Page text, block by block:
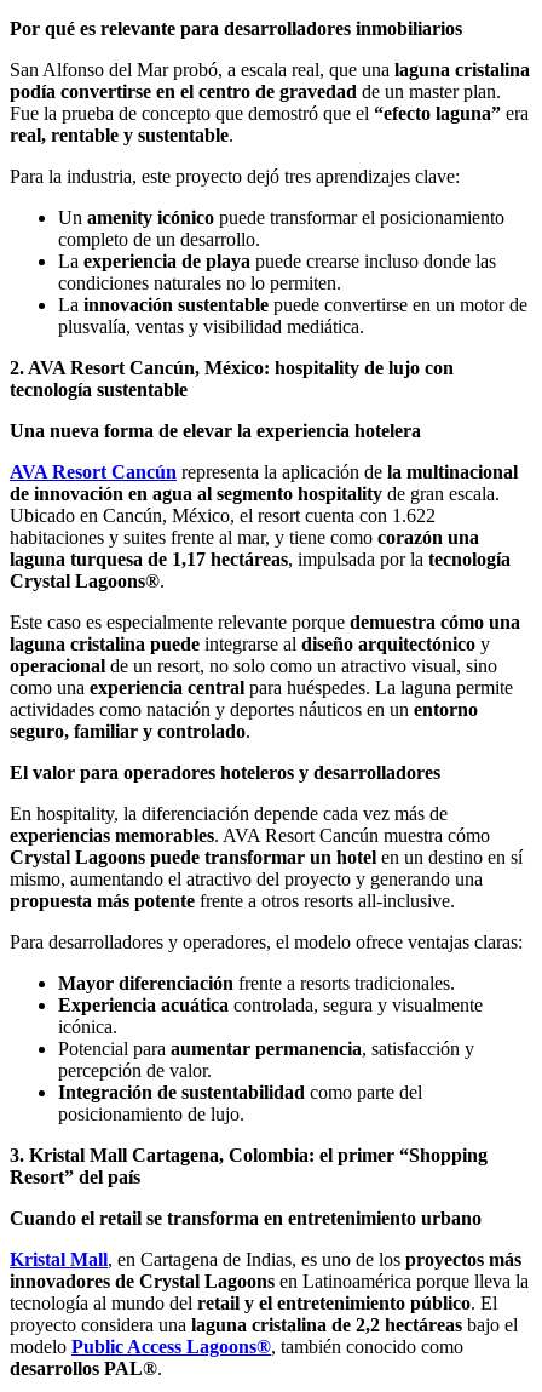
Por qué es relevante para desarrolladores inmobiliarios
San Alfonso del Mar probó, a escala real, que una laguna cristalina
podía convertirse en el centro de gravedad de un master plan.
Fue la prueba de concepto que demostró que el “efecto laguna” era
real, rentable y sustentable.
Para la industria, este proyecto dejó tres aprendizajes clave:
Un amenity icónico puede transformar el posicionamiento
completo de un desarrollo.
La experiencia de playa puede crearse incluso donde las
condiciones naturales no lo permiten.
La innovación sustentable puede convertirse en un motor de
plusvalía, ventas y visibilidad mediática.
2. AVA Resort Cancún, México: hospitality de lujo con
tecnología sustentable
Una nueva forma de elevar la experiencia hotelera
AVA Resort Cancún representa la aplicación de la multinacional
de innovación en agua al segmento hospitality de gran escala.
Ubicado en Cancún, México, el resort cuenta con 1.622
habitaciones y suites frente al mar, y tiene como corazón una
laguna turquesa de 1,17 hectáreas, impulsada por la tecnología
Crystal Lagoons®.
Este caso es especialmente relevante porque demuestra cómo una
laguna cristalina puede integrarse al diseño arquitectónico y
operacional de un resort, no solo como un atractivo visual, sino
como una experiencia central para huéspedes. La laguna permite
actividades como natación y deportes náuticos en un entorno
seguro, familiar y controlado.
El valor para operadores hoteleros y desarrolladores
En hospitality, la diferenciación depende cada vez más de
experiencias memorables. AVA Resort Cancún muestra cómo
Crystal Lagoons puede transformar un hotel en un destino en sí
mismo, aumentando el atractivo del proyecto y generando una
propuesta más potente frente a otros resorts all-inclusive.
Para desarrolladores y operadores, el modelo ofrece ventajas claras:
Mayor diferenciación frente a resorts tradicionales.
Experiencia acuática controlada, segura y visualmente
icónica.
Potencial para aumentar permanencia, satisfacción y
percepción de valor.
Integración de sustentabilidad como parte del
posicionamiento de lujo.
3. Kristal Mall Cartagena, Colombia: el primer “Shopping
Resort” del país
Cuando el retail se transforma en entretenimiento urbano
Kristal Mall, en Cartagena de Indias, es uno de los proyectos más
innovadores de Crystal Lagoons en Latinoamérica porque lleva la
tecnología al mundo del retail y el entretenimiento público. El
proyecto considera una laguna cristalina de 2,2 hectáreas bajo el
modelo Public Access Lagoons®, también conocido como
desarrollos PAL®.